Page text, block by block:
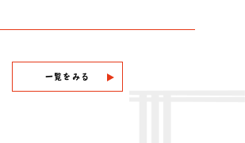
一覧をみる